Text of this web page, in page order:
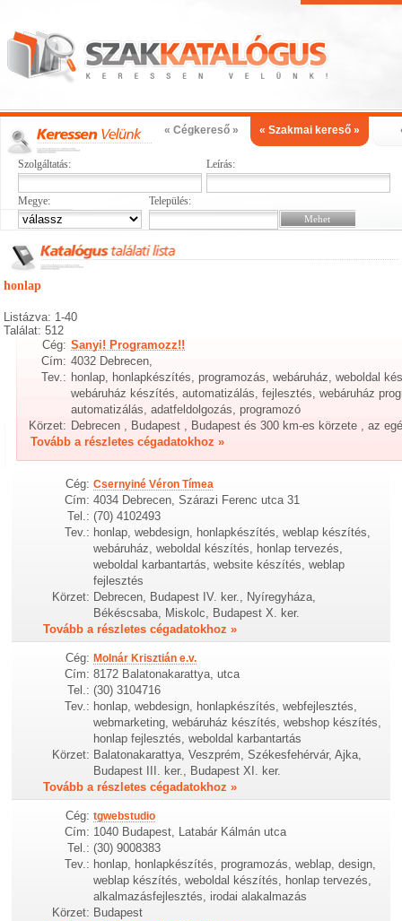
« Cégkereső » « Szakmai kereső »
Szolgáltatás: Leírás:
Megye: Település:
honlap
Listázva: 1-40
Találat: 512
Cég: Sanyi! Programozz!!
Cím: 4032 Debrecen,
Tev.: honlap, honlapkészítés, programozás, webáruház, weboldal
webáruház készítés, automatizálás, fejlesztés, webáruház
automatizálás, adatfeldolgozás, programozó
Körzet: Debrecen , Budapest , Budapest és 300 km-es körzete , az
Tovább a részletes cégadatokhoz »
Cég: Csernyiné Véron Tímea
Cím: 4034 Debrecen, Szárazi Ferenc utca 31
Tel.: (70) 4102493
Tev.: honlap, webdesign, honlapkészítés, weblap készítés,
webáruház, weboldal készítés, honlap tervezés,
weboldal karbantartás, website készítés, weblap
fejlesztés
Körzet: Debrecen, Budapest IV. ker., Nyíregyháza,
Békéscsaba, Miskolc, Budapest X. ker.
Tovább a részletes cégadatokhoz »
Cég: Molnár Krisztián e.v.
Cím: 8172 Balatonakarattya, utca
Tel.: (30) 3104716
Tev.: honlap, webdesign, honlapkészítés, webfejlesztés,
webmarketing, webáruház készítés, webshop készítés,
honlap fejlesztés, weboldal karbantartás
Körzet: Balatonakarattya, Veszprém, Székesfehérvár, Ajka,
Budapest III. ker., Budapest XI. ker.
Tovább a részletes cégadatokhoz »
Cég: tgwebstudio
Cím: 1040 Budapest, Latabár Kálmán utca
Tel.: (30) 9008383
Tev.: honlap, honlapkészítés, programozás, weblap, design,
weblap készítés, weboldal készítés, honlap tervezés,
alkalmazásfejlesztés, irodai alakalmazás
Körzet: Budapest